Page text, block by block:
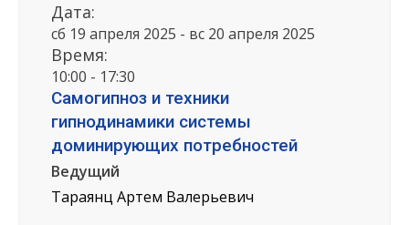
Дата:
сб 19 апреля 2025 - вс 20 апреля 2025
Время:
10:00 - 17:30
Самогипноз и техники
гипнодинамики системы
доминирующих потребностей
Ведущий
Тараянц Артем Валерьевич